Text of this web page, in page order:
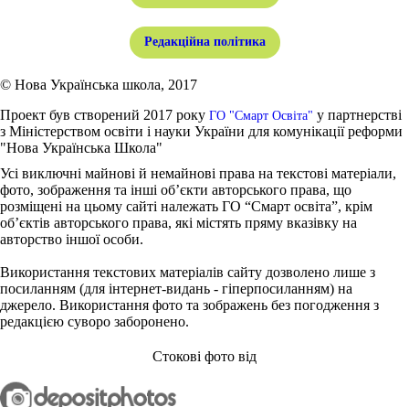
Редакційна політика
© Нова Українська школа, 2017
Проект був створений 2017 року ГО "Смарт Освіта" у партнерстві
з Міністерством освіти і науки України для комунікації реформи
"Нова Українська Школа"
Усі виключні майнові й немайнові права на текстові матеріали,
фото, зображення та інші об’єкти авторського права, що
розміщені на цьому сайті належать ГО “Смарт освіта”, крім
об’єктів авторського права, які містять пряму вказівку на
авторство іншої особи.
Використання текстових матеріалів сайту дозволено лише з
посиланням (для інтернет-видань - гіперпосиланням) на
джерело. Використання фото та зображень без погодження з
редакцією суворо заборонено.
Стокові фото від